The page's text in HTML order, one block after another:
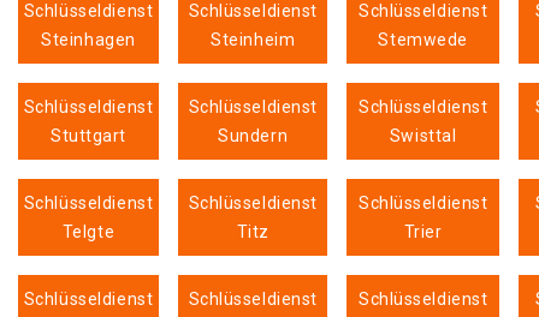
Schlüsseldienst
Steinhagen
Schlüsseldienst
Steinheim
Schlüsseldienst
Stemwede
Schlüsseldienst
Stuttgart
Schlüsseldienst
Sundern
Schlüsseldienst
Swisttal
Schlüsseldienst
Telgte
Schlüsseldienst
Titz
Schlüsseldienst
Trier
Schlüsseldienst
Schlüsseldienst
Schlüsseldienst